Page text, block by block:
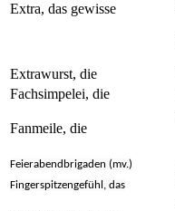
Extra, das gewisse
Extrawurst, die
Fachsimpelei, die
Fanmeile, die
Feierabendbrigaden (mv.)
Fingerspitzengefühl, das